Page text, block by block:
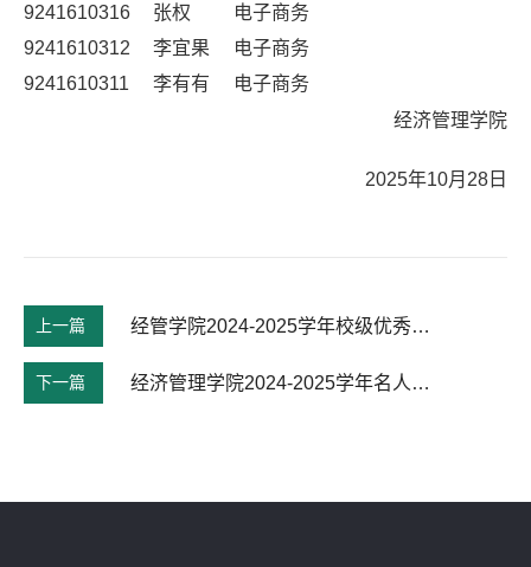
9241610316
张权
电子商务
9241610312
李宜果
电子商务
9241610311
李有有
电子商务
经济管理学院
2025年10月28日
上一篇 经管学院2024-2025学年校级优秀研究生干部、研究生三好学生评选结果公示
下一篇 经济管理学院2024-2025学年名人、企业奖学金拟推荐人选公示